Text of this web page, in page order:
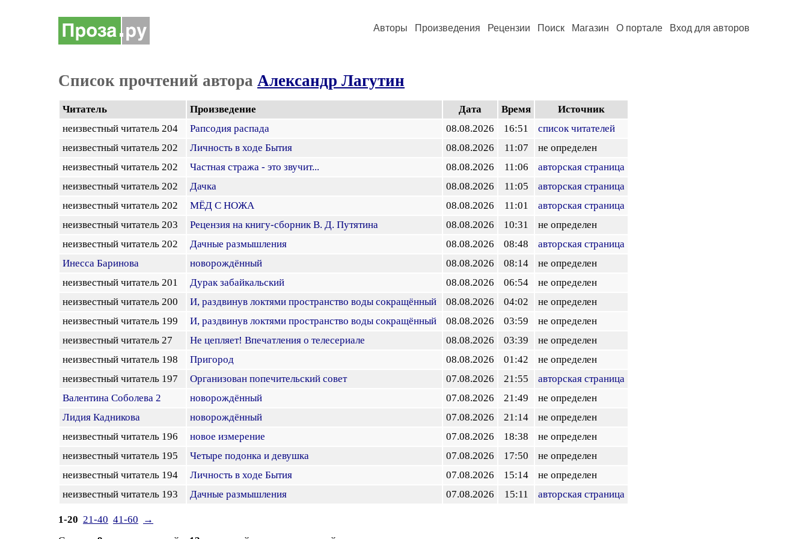
Авторы Произведения Рецензии Поиск Магазин О портале Вход для авторов
Список прочтений автора Александр Лагутин
Читатель Произведение Дата Время
Источник
неизвестный читатель 204
Рапсодия распада 08.08.2026 16:51
список читателей
неизвестный читатель 202
Личность в ходе Бытия 08.08.2026 11:07
не определен
неизвестный читатель 202
Частная стража - это звучит... 08.08.2026 11:06
авторская страница
неизвестный читатель 202
Дачка 08.08.2026 11:05
авторская страница
неизвестный читатель 202
МЁД С НОЖА 08.08.2026 11:01
авторская страница
неизвестный читатель 203
Рецензия на книгу-сборник В. Д. Путятина 08.08.2026 10:31
не определен
неизвестный читатель 202
Дачные размышления 08.08.2026 08:48
авторская страница
Инесса Баринова
новорождённый 08.08.2026 08:14
не определен
неизвестный читатель 201
Дурак забайкальский 08.08.2026 06:54
не определен
неизвестный читатель 200
И, раздвинув локтями пространство воды сокращённый 08.08.2026 04:02
не определен
неизвестный читатель 199
И, раздвинув локтями пространство воды сокращённый 08.08.2026 03:59
не определен
неизвестный читатель 27
Не цепляет! Впечатления о телесериале 08.08.2026 03:39
не определен
неизвестный читатель 198
Пригород 08.08.2026 01:42
не определен
неизвестный читатель 197
Организован попечительский совет 07.08.2026 21:55
авторская страница
Валентина Соболева 2
новорождённый 07.08.2026 21:49
не определен
Лидия Кадникова
новорождённый 07.08.2026 21:14
не определен
неизвестный читатель 196
новое измерение 07.08.2026 18:38
не определен
неизвестный читатель 195
Четыре подонка и девушка 07.08.2026 17:50
не определен
неизвестный читатель 194
Личность в ходе Бытия 07.08.2026 15:14
не определен
неизвестный читатель 193
Дачные размышления 07.08.2026 15:11 авторская страница
1-20 21-40 41-60
→